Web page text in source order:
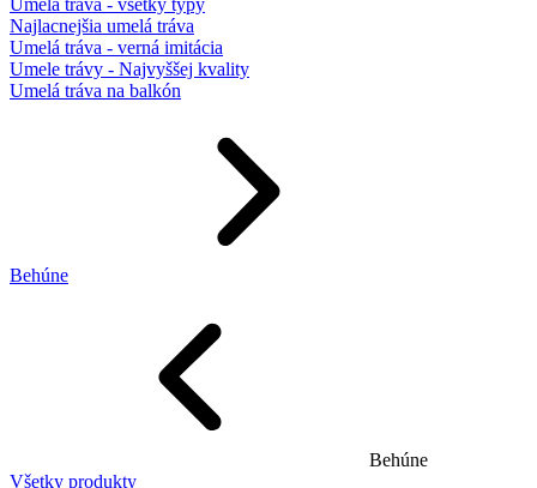
Umelá tráva - všetky typy
Najlacnejšia umelá tráva
Umelá tráva - verná imitácia
Umele trávy - Najvyššej kvality
Umelá tráva na balkón
Behúne
Behúne
Všetky produkty